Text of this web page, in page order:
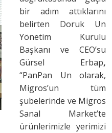
bir adım attıklarını
belirten Doruk Un
Yönetim Kurulu
Başkanı ve CEO’su
Gürsel Erbap,
“PanPan Un olarak,
Migros’un tüm
şubelerinde ve Migros
Sanal Market’te
ürünlerimizle yerimizi